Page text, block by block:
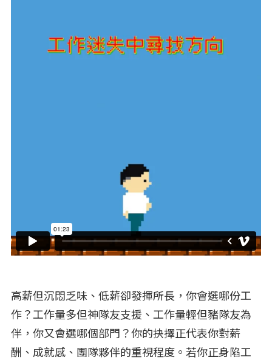
高薪但沉悶乏味、低薪卻發揮所長，你會選哪份工
作？工作量多但神隊友支援、工作量輕但豬隊友為
伴，你又會選哪個部門？你的抉擇正代表你對薪
酬、成就感、團隊夥伴的重視程度。若你正身陷工